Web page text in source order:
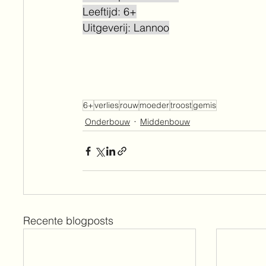
Leeftijd: 6+
Uitgeverij: Lannoo
6+verliesrouwmoedertroostgemis
Onderbouw
Middenbouw
Recente blogposts